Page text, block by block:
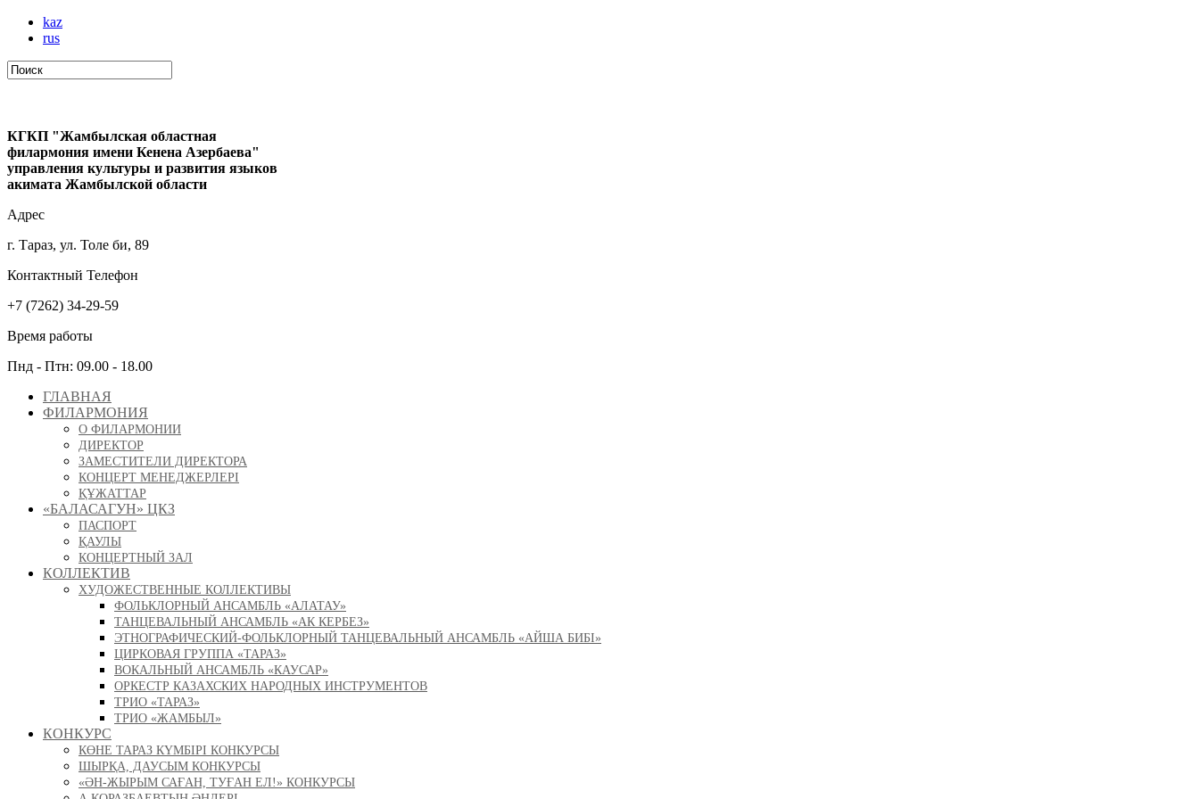
kaz
rus
КГКП "Жамбылская областная
филармония имени Кенена Азербаева"
управления культуры и развития языков
акимата Жамбылской области
Адрес
г. Тараз, ул. Толе би, 89
Контактный Телефон
+7 (7262) 34-29-59
Время работы
Пнд - Птн: 09.00 - 18.00
ГЛАВНАЯ
ФИЛАРМОНИЯ
О ФИЛАРМОНИИ
ДИРЕКТОР
ЗАМЕСТИТЕЛИ ДИРЕКТОРА
КОНЦЕРТ МЕНЕДЖЕРЛЕРІ
ҚҰЖАТТАР
«БАЛАСАГУН» ЦКЗ
ПАСПОРТ
ҚАУЛЫ
КОНЦЕРТНЫЙ ЗАЛ
КОЛЛЕКТИВ
ХУДОЖЕСТВЕННЫЕ КОЛЛЕКТИВЫ
ФОЛЬКЛОРНЫЙ АНСАМБЛЬ «АЛАТАУ»
ТАНЦЕВАЛЬНЫЙ АНСАМБЛЬ «АК КЕРБЕЗ»
ЭТНОГРАФИЧЕСКИЙ-ФОЛЬКЛОРНЫЙ ТАНЦЕВАЛЬНЫЙ АНСАМБЛЬ «АЙША БИБІ»
ЦИРКОВАЯ ГРУППА «ТАРАЗ»
ВОКАЛЬНЫЙ АНСАМБЛЬ «КАУСАР»
ОРКЕСТР КАЗАХСКИХ НАРОДНЫХ ИНСТРУМЕНТОВ
ТРИО «ТАРАЗ»
ТРИО «ЖАМБЫЛ»
КОНКУРС
КӨНЕ ТАРАЗ КҮМБІРІ КОНКУРСЫ
ШЫРҚА, ДАУСЫМ КОНКУРСЫ
«ӘН-ЖЫРЫМ САҒАН, ТУҒАН ЕЛ!» КОНКУРСЫ